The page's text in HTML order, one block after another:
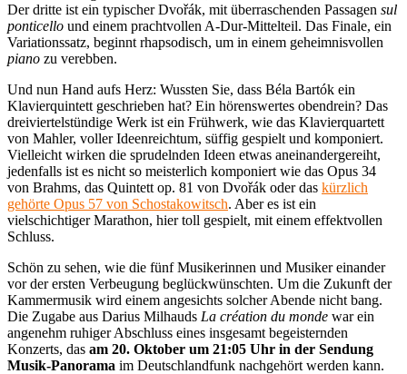
Der dritte ist ein typischer Dvořák, mit überraschenden Passagen sul
ponticello und einem prachtvollen A-Dur-Mittelteil. Das Finale, ein
Variationssatz, beginnt rhapsodisch, um in einem geheimnisvollen
piano zu verebben.
Und nun Hand aufs Herz: Wussten Sie, dass Béla Bartók ein
Klavierquintett geschrieben hat? Ein hörenswertes obendrein? Das
dreiviertelstündige Werk ist ein Frühwerk, wie das Klavierquartett
von Mahler, voller Ideenreichtum, süffig gespielt und komponiert.
Vielleicht wirken die sprudelnden Ideen etwas aneinandergereiht,
jedenfalls ist es nicht so meisterlich komponiert wie das Opus 34
von Brahms, das Quintett op. 81 von Dvořák oder das kürzlich
gehörte Opus 57 von Schostakowitsch. Aber es ist ein
vielschichtiger Marathon, hier toll gespielt, mit einem effektvollen
Schluss.
Schön zu sehen, wie die fünf Musikerinnen und Musiker einander
vor der ersten Verbeugung beglückwünschten. Um die Zukunft der
Kammermusik wird einem angesichts solcher Abende nicht bang.
Die Zugabe aus Darius Milhauds La création du monde war ein
angenehm ruhiger Abschluss eines insgesamt begeisternden
Konzerts, das am 20. Oktober um 21:05 Uhr in der Sendung
Musik-Panorama im Deutschlandfunk nachgehört werden kann.